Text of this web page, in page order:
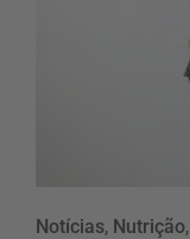
Notícias, Nutrição,